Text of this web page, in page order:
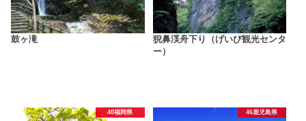
鼓ヶ滝
猊鼻渓舟下り（げいび観光センタ
ー）
40福岡県 46鹿児島県